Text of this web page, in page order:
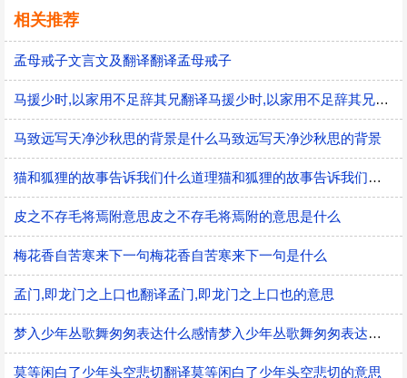
相关推荐
孟母戒子文言文及翻译翻译孟母戒子
马援少时,以家用不足辞其兄翻译马援少时,以家用不足辞其兄的意思
马致远写天净沙秋思的背景是什么马致远写天净沙秋思的背景
猫和狐狸的故事告诉我们什么道理猫和狐狸的故事告诉我们的道理
皮之不存毛将焉附意思皮之不存毛将焉附的意思是什么
梅花香自苦寒来下一句梅花香自苦寒来下一句是什么
孟门,即龙门之上口也翻译孟门,即龙门之上口也的意思
梦入少年丛歌舞匆匆表达什么感情梦入少年丛歌舞匆匆表达的感情
莫等闲白了少年头空悲切翻译莫等闲白了少年头空悲切的意思